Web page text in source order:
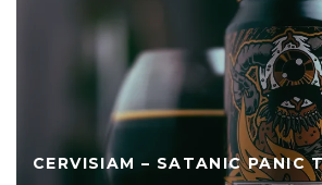
CERVISIAM – SATANIC PANIC